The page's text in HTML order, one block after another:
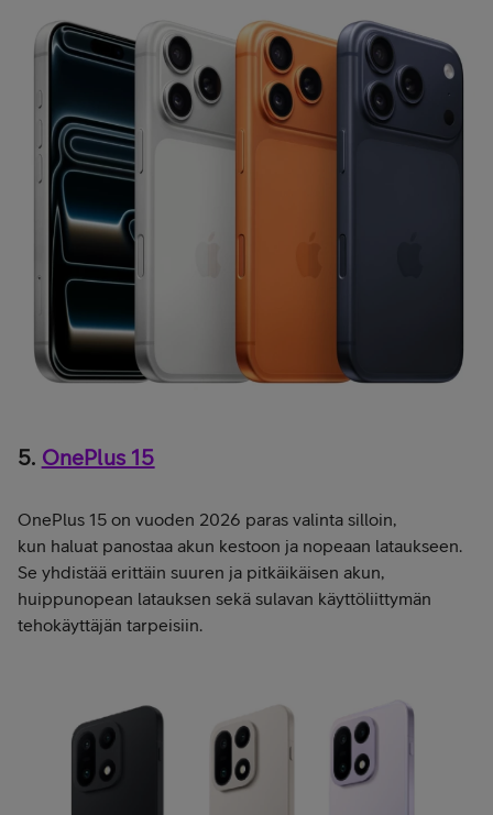
5. OnePlus 15
OnePlus 15 on vuoden 2026 paras valinta silloin,
kun haluat panostaa akun kestoon ja nopeaan lataukseen.
Se yhdistää erittäin suuren ja pitkäikäisen akun,
huippunopean latauksen sekä sulavan käyttöliittymän
tehokäyttäjän tarpeisiin.